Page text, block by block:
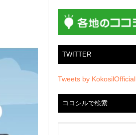
TWITTER
Tweets by KokosilOfficial
ココシルで検索